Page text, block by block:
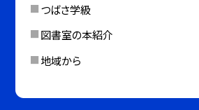
つばさ学級
図書室の本紹介
地域から